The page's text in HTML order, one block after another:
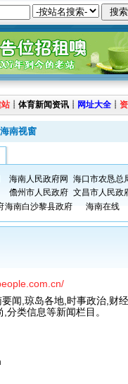
┊ 体育新闻资讯 ┊ 网址大全 ┊
南视窗
海南人民政府网
海口市农恳总
儋州市人民政府 文昌市人民政
海南白沙黎县政府 海南在线
闻,琼岛各地,时事政治,财
分类信息等新闻栏目。